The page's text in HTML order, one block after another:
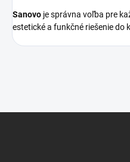
Sanovo je správna voľba pre
estetické a funkčné riešenie do